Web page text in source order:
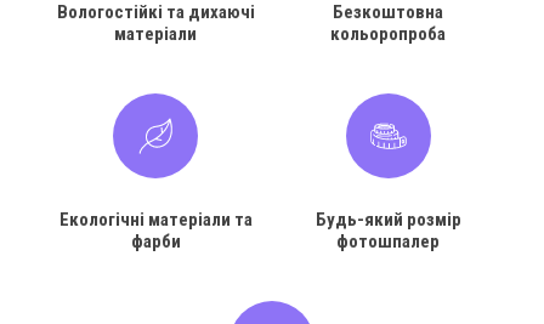
Вологостійкі та дихаючі
матеріали
Безкоштовна
кольоропроба
Екологічні матеріали та
фарби
Будь-який розмір
фотошпалер